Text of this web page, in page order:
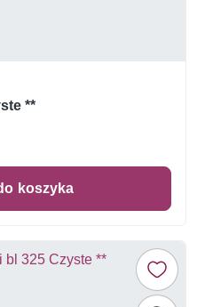
**
koszyka